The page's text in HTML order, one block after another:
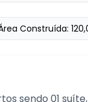
Construída:
sendo 01